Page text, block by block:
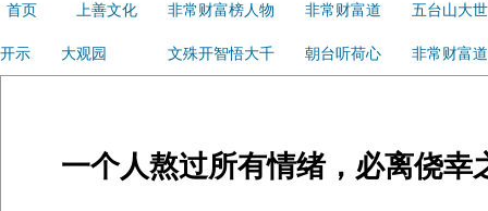
首页 上善文化 非常财富榜人物 非常财富道 五台山大
开示 大观园 文殊开智悟大千 朝台听荷心 非常财富
一个人熬过所有情绪，必离侥幸